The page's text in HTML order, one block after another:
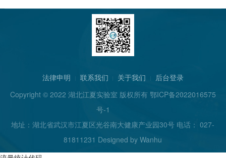
法律申明 联系我们 关于我们
后台登录
Copyright © 2022 湖北江夏实验室 版权所有 鄂ICP备2022016575
号-1
地址：湖北省武汉市江夏区光谷南大健康产业园30号 电话： 027-
81811231 Designed byWanhu